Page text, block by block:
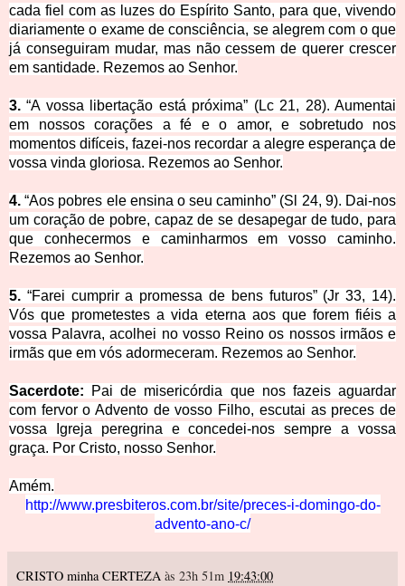
cada fiel com as luzes do Espírito Santo, para que, vivendo
diariamente o exame de consciência, se alegrem com o que
já conseguiram mudar, mas não cessem de querer crescer
em santidade. Rezemos ao Senhor.
3.“A vossa libertação está próxima” (Lc 21, 28). Aumentai
em nossos corações a fé e o amor, e sobretudo nos
momentos difíceis, fazei-nos recordar a alegre esperança de
vossa vinda gloriosa. Rezemos ao Senhor.
4. “Aos pobres ele ensina o seu caminho” (Sl 24, 9). Dai-nos
um coração de pobre, capaz de se desapegar de tudo, para
que conhecermos e caminharmos em vosso caminho.
Rezemos ao Senhor.
5. “Farei cumprir a promessa de bens futuros” (Jr 33, 14).
Vós que prometestes a vida eterna aos que forem fiéis a
vossa Palavra, acolhei no vosso Reino os nossos irmãos e
irmãs que em vós adormeceram. Rezemos ao Senhor.
Sacerdote: Pai de misericórdia que nos fazeis aguardar
com fervor o Advento de vosso Filho, escutai as preces de
vossa Igreja peregrina e concedei-nos sempre a vossa
graça. Por Cristo, nosso Senhor.
Amém.
http://www.presbiteros.com.br/site/preces-i-domingo-do-
advento-ano-c/
CRISTO minha CERTEZA às 23h 51m 19:43:00